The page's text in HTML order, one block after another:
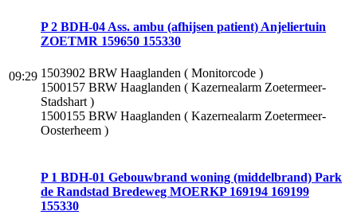
09:29
P 2 BDH-04 Ass. ambu (afhijsen patient) Anjeliertuin
ZOETMR 159650 155330
1503902 BRW Haaglanden ( Monitorcode )
1500157 BRW Haaglanden ( Kazernealarm Zoetermeer-
Stadshart )
1500155 BRW Haaglanden ( Kazernealarm Zoetermeer-
Oosterheem )
P 1 BDH-01 Gebouwbrand woning (middelbrand) Park
de Randstad Bredeweg MOERKP 169194 169199
155330